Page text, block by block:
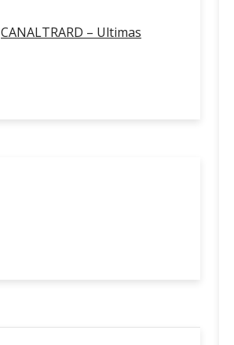
CANALTRARD – Ultimas